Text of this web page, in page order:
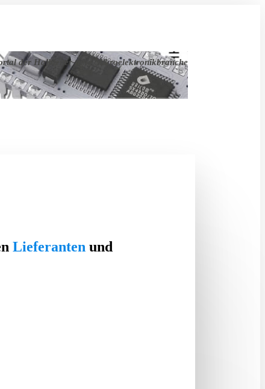
der Halbleiter- und Mikroelektronikbranche
Lieferanten und